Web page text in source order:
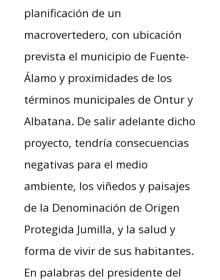
planificación de un
macrovertedero, con ubicación
prevista el municipio de Fuente-
Álamo y proximidades de los
términos municipales de Ontur y
Albatana. De salir adelante dicho
proyecto, tendría consecuencias
negativas para el medio
ambiente, los viñedos y paisajes
de la Denominación de Origen
Protegida Jumilla, y la salud y
forma de vivir de sus habitantes.
En palabras del presidente del